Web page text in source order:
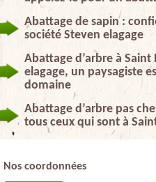
Abattage de sapin :
société Steven elagage
Abattage d’arbre à Saint
elagage, un paysagiste
domaine
Abattage d’arbre pas
tous ceux qui sont à
Nos coordonnées